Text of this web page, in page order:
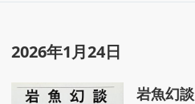
2026年1月24日
岩魚幻談